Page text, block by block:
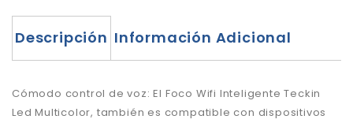
Descripción Información Adicional
Cómodo control de voz: El Foco Wifi Inteligente Teckin
Led Multicolor, también es compatible con dispositivos